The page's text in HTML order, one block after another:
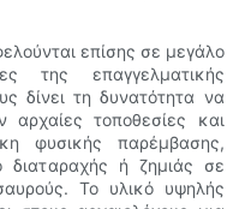
επίσης σε μεγάλο
της επαγγελματικής
δίνει τη δυνατότητα να
τοποθεσίες και
φυσικής παρέμβασης,
διαταραχής ή ζημιάς σε
Το υλικό υψηλής